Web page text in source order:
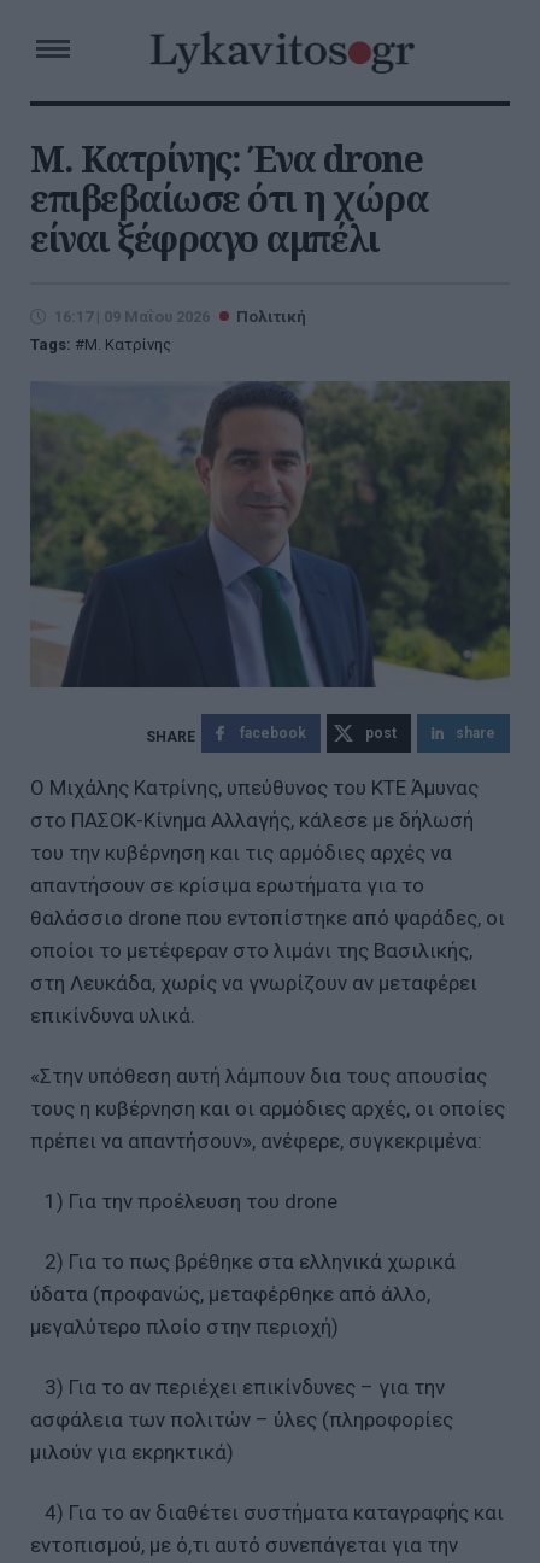
Μ. Κατρίνης: Ένα drone
επιβεβαίωσε ότι η χώρα
είναι ξέφραγο αμπέλι
16:17 | 09 Μαΐου 2026
Πολιτική
Tags:
Μ. Κατρίνης
facebook post share
Ο Μιχάλης Κατρίνης, υπεύθυνος του ΚΤΕ Άμυνας
στο ΠΑΣΟΚ-Κίνημα Αλλαγής, κάλεσε με δήλωσή
του την κυβέρνηση και τις αρμόδιες αρχές να
απαντήσουν σε κρίσιμα ερωτήματα για το
θαλάσσιο drone που εντοπίστηκε από ψαράδες, οι
οποίοι το μετέφεραν στο λιμάνι της Βασιλικής,
στη Λευκάδα, χωρίς να γνωρίζουν αν μεταφέρει
επικίνδυνα υλικά.
«Στην υπόθεση αυτή λάμπουν δια τους απουσίας
τους η κυβέρνηση και οι αρμόδιες αρχές, οι οποίες
πρέπει να απαντήσουν», ανέφερε, συγκεκριμένα:
1) Για την προέλευση του drone
2) Για το πως βρέθηκε στα ελληνικά χωρικά
ύδατα (προφανώς, μεταφέρθηκε από άλλο,
μεγαλύτερο πλοίο στην περιοχή)
3) Για το αν περιέχει επικίνδυνες – για την
ασφάλεια των πολιτών – ύλες (πληροφορίες
μιλούν για εκρηκτικά)
4) Για το αν διαθέτει συστήματα καταγραφής και
εντοπισμού, με ό,τι αυτό συνεπάγεται για την